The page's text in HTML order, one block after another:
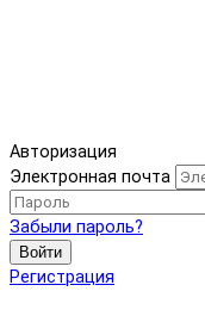
Авторизация
Электронная почта
Забыли пароль?
Войти
Регистрация